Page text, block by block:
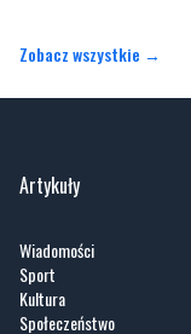
Artykuły
Sport
Kronika policyjna
Zobacz